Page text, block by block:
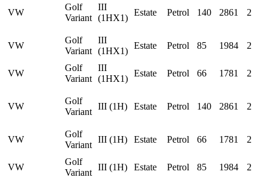
VW
Golf
Variant
III
(1HX1)
Estate Petrol 140 2861 2
VW
Golf
Variant
III
(1HX1)
Estate Petrol 85 1984 2
VW
Golf
Variant
III
(1HX1)
Estate Petrol 66 1781 2
VW
Golf
Variant
III (1H) Estate Petrol 140 2861 2
VW
Golf
Variant
III (1H) Estate Petrol 66 1781 2
VW
Golf
Variant
III (1H) Estate Petrol 85 1984 2